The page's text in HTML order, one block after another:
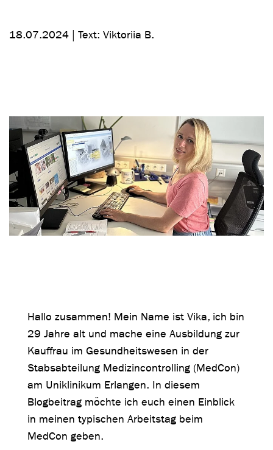
18.07.2024 | Text: Viktoriia B.
Hallo zusammen! Mein Name ist Vika, ich bin
29 Jahre alt und mache eine Ausbildung zur
Kauffrau im Gesundheitswesen in der
Stabsabteilung Medizincontrolling (MedCon)
am Uniklinikum Erlangen. In diesem
Blogbeitrag möchte ich euch einen Einblick
in meinen typischen Arbeitstag beim
MedCon geben.